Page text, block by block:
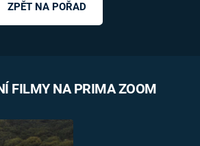
ZPĚT NA POŘAD
FILMY NA PRIMA ZOOM